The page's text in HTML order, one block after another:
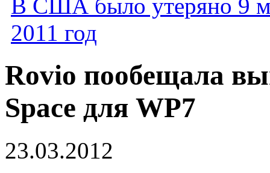
В США было утеряно 9
2011 год
Rovio пообещала
Space для WP7
23.03.2012